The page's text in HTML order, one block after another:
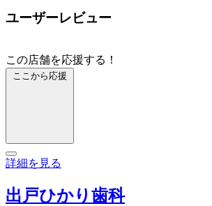
ユーザーレビュー
この店舗を応援する！
ここから応援
詳細を見る
出戸ひかり歯科